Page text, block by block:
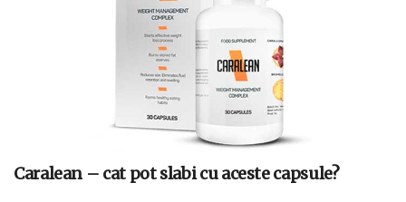
Caralean – cat pot slabi cu aceste capsule?